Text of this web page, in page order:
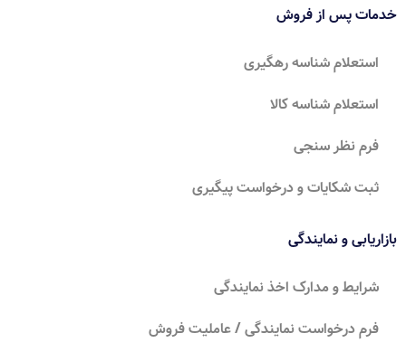
خدمات پس از فروش
استعلام شناسه رهگیری
استعلام شناسه کالا
فرم نظر سنجی
ثبت شکایات و درخواست پیگیری
بازاریابی و نمایندگی
شرایط و مدارک اخذ نمایندگی
فرم درخواست نمایندگی / عاملیت فروش